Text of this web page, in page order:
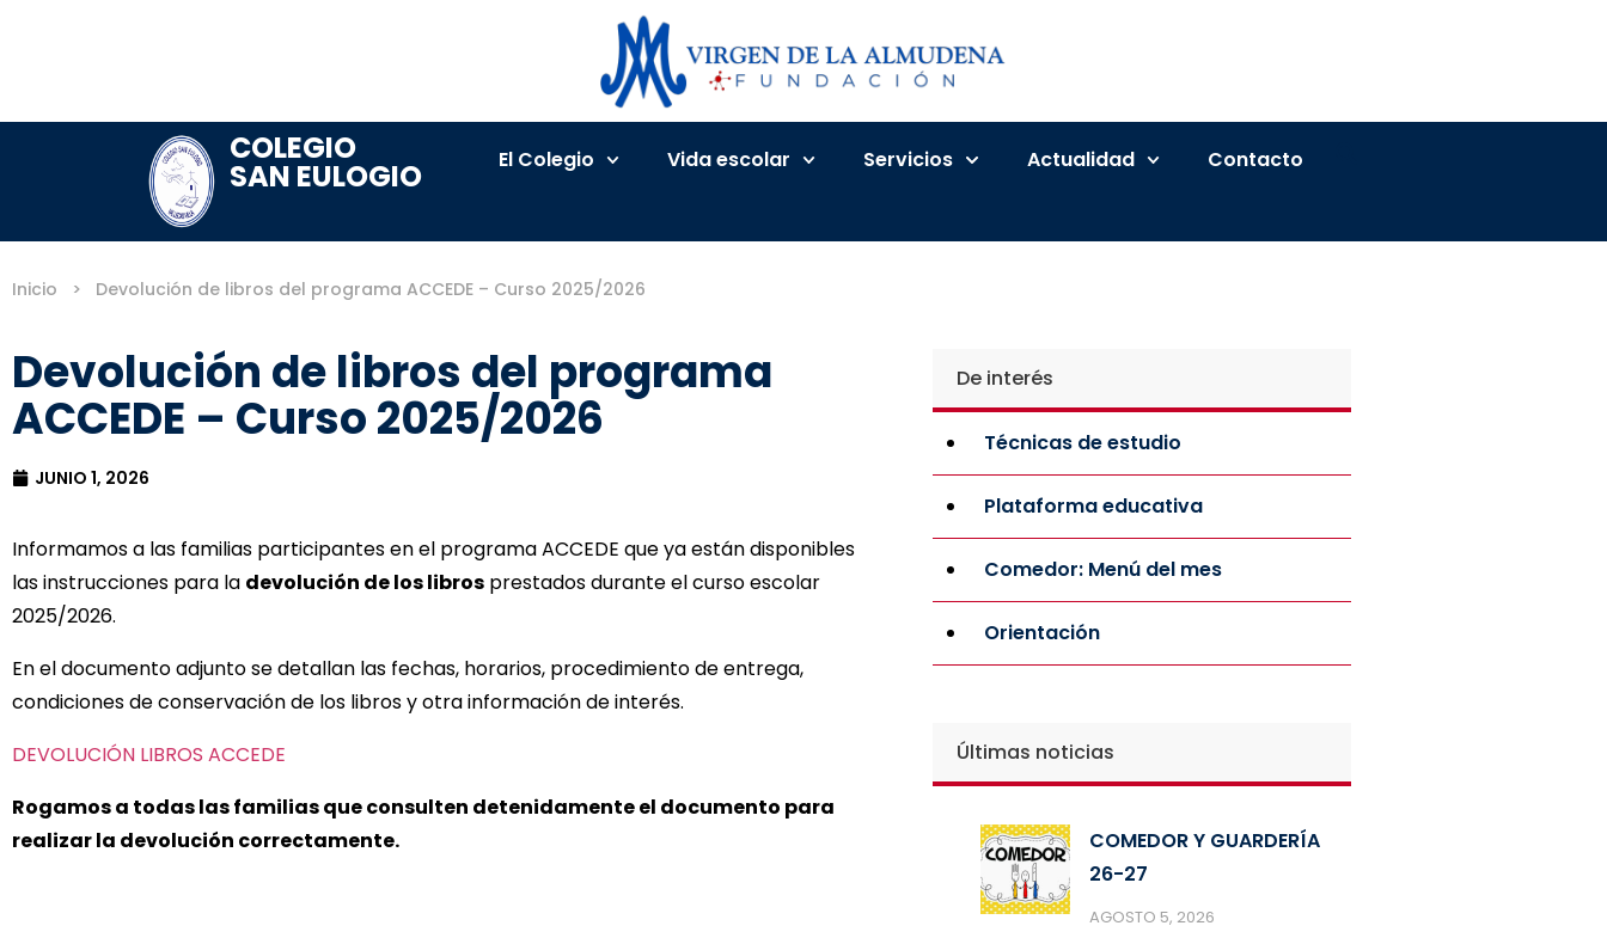
COLEGIO
SAN EULOGIO El Colegio Vida escolar Servicios Actualidad Contacto
Inicio > Devolución de libros del programa ACCEDE – Curso 2025/2026
Devolución de libros del programa
ACCEDE – Curso 2025/2026
JUNIO 1, 2026
Informamos a las familias participantes en el programa ACCEDE que ya están disponibles
las instrucciones para la devolución de los libros prestados durante el curso escolar
2025/2026.
En el documento adjunto se detallan las fechas, horarios, procedimiento de entrega,
condiciones de conservación de los libros y otra información de interés.
DEVOLUCIÓN LIBROS ACCEDE
Rogamos a todas las familias que consulten detenidamente el documento para
realizar la devolución correctamente.
De interés
Técnicas de estudio
Plataforma educativa
Comedor: Menú del mes
Orientación
Últimas noticias
COMEDOR Y GUARDERÍA
26-27
AGOSTO 5, 2026